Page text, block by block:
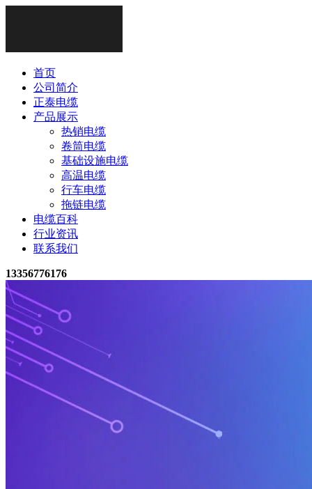
首页
公司简介
正泰电缆
产品展示
热销电缆
卷筒电缆
基础设施电缆
高温电缆
行车电缆
拖链电缆
电缆百科
行业资讯
联系我们
13356776176